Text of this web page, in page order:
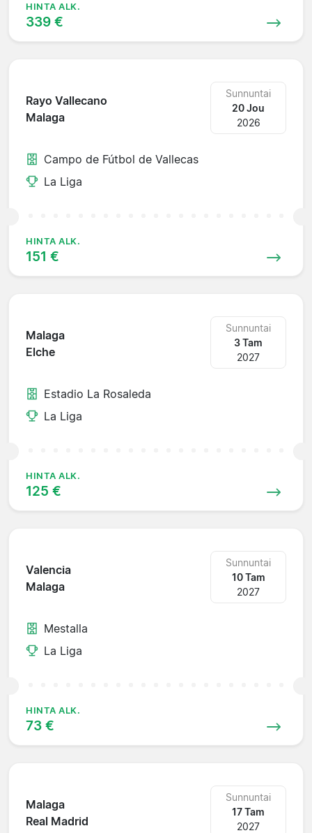
HINTA ALK.
339 €
Rayo Vallecano
Malaga
Sunnuntai
20 Jou
2026
Campo de Fútbol de Vallecas
La Liga
HINTA ALK.
151 €
Malaga
Elche
Sunnuntai
3 Tam
2027
Estadio La Rosaleda
La Liga
HINTA ALK.
125 €
Valencia
Malaga
Sunnuntai
10 Tam
2027
Mestalla
La Liga
HINTA ALK.
73 €
Malaga
Real Madrid
Sunnuntai
17 Tam
2027